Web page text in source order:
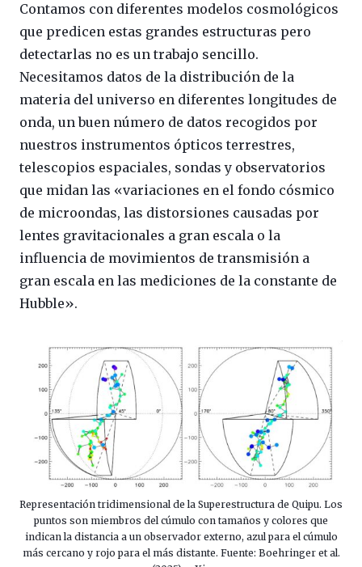
Contamos con diferentes modelos cosmológicos
que predicen estas grandes estructuras pero
detectarlas no es un trabajo sencillo.
Necesitamos datos de la distribución de la
materia del universo en diferentes longitudes de
onda, un buen número de datos recogidos por
nuestros instrumentos ópticos terrestres,
telescopios espaciales, sondas y observatorios
que midan las «variaciones en el fondo cósmico
de microondas, las distorsiones causadas por
lentes gravitacionales a gran escala o la
influencia de movimientos de transmisión a
gran escala en las mediciones de la constante de
Hubble».
Representación tridimensional de la Superestructura de Quipu. Los
puntos son miembros del cúmulo con tamaños y colores que
indican la distancia a un observador externo, azul para el cúmulo
más cercano y rojo para el más distante. Fuente: Boehringer et al.